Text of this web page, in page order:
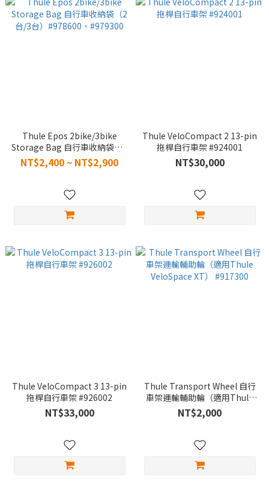
Thule Epos 2bike/3bike
Storage Bag 自行車收納袋（2
台/3台）#978600、#979300
NT$2,400 ~ NT$2,900
Thule VeloCompact 2 13-pin
拖桿自行車架 #924001
NT$30,000
Thule VeloCompact 3 13-pin
拖桿自行車架 #926002
NT$33,000
Thule Transport Wheel 自行
車架運輸輔助輪（適用Thule
VeloSpace XT） #917300
NT$2,000